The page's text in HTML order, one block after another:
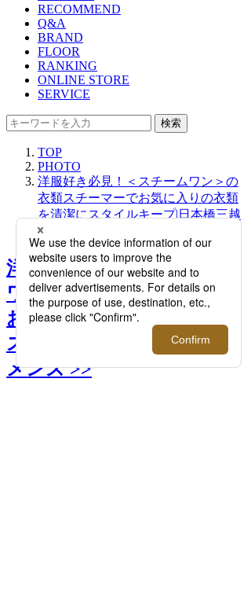
RECOMMEND
Q&A
BRAND
FLOOR
RANKING
ONLINE STORE
SERVICE
検索
TOP
PHOTO
洋服好き必見！＜スチームワン＞の
衣類スチーマーでお気に入りの衣類
を清潔にスタイルキープ|日本橋三越
メンズ
洋服好き必見！＜スチーム
ワン＞の衣類スチーマーで
お気に入りの衣類を清潔に
スタイルキープ|日本橋三越
メンズ >>